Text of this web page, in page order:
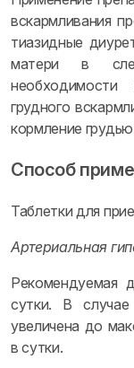
вскармливания
тиазидные
матери в
грудного
кормление
Способ
Таблетки для
Артериальная
Рекомендуемая
сутки. В
увеличена до
в сутки.